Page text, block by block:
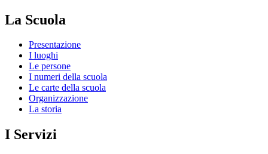
La Scuola
Presentazione
I luoghi
Le persone
I numeri della scuola
Le carte della scuola
Organizzazione
La storia
I Servizi